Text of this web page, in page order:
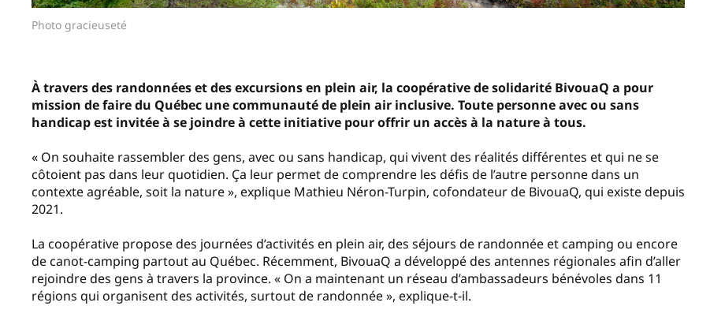
Photo gracieuseté
Àtravers des randonnées et des excursions en plein air, la coopérative de solidarité BivouaQ a pour
mission de faire du Québec une communauté de plein air inclusive. Toute personne avec ou sans
handicap est invitée à se joindreà cette initiative pour offrir un accès à la nature à tous.
« On souhaite rassembler des gens, avec ou sans handicap, qui vivent des réalités différentes et qui ne se
côtoient pas dans leur quotidien. Ça leur permet de comprendre les défis de l’autre personne dans un
contexte agréable, soit la nature », explique Mathieu Néron-Turpin, cofondateur de BivouaQ, qui existe depuis
2021.
La coopérative propose des journées d’activités en plein air, des séjours de randonnée et camping ou encore
de canot-camping partout au Québec. Récemment, BivouaQ a développé des antennes régionales afin d’aller
rejoindre des gens à travers la province. « On a maintenant un réseau d’ambassadeurs bénévoles dans 11
régions qui organisent des activités, surtout de randonnée », explique-t-il.